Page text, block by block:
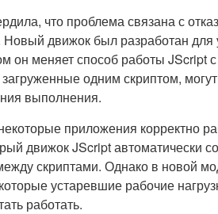
что проблема связана с
Новый движок был разработан для
он меняет способ работы JScript
одним скриптом,
выполнения.
приложения корректно
движок JScript автоматически
скриптами. Однако в новой
устаревшие рабочие
работать.